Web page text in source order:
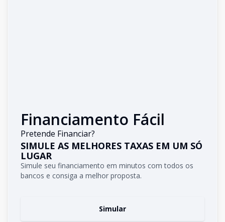
Financiamento Fácil
Pretende Financiar?
SIMULE AS MELHORES TAXAS EM UM SÓ
LUGAR
Simule seu financiamento em minutos com todos os
bancos e consiga a melhor proposta.
Simular